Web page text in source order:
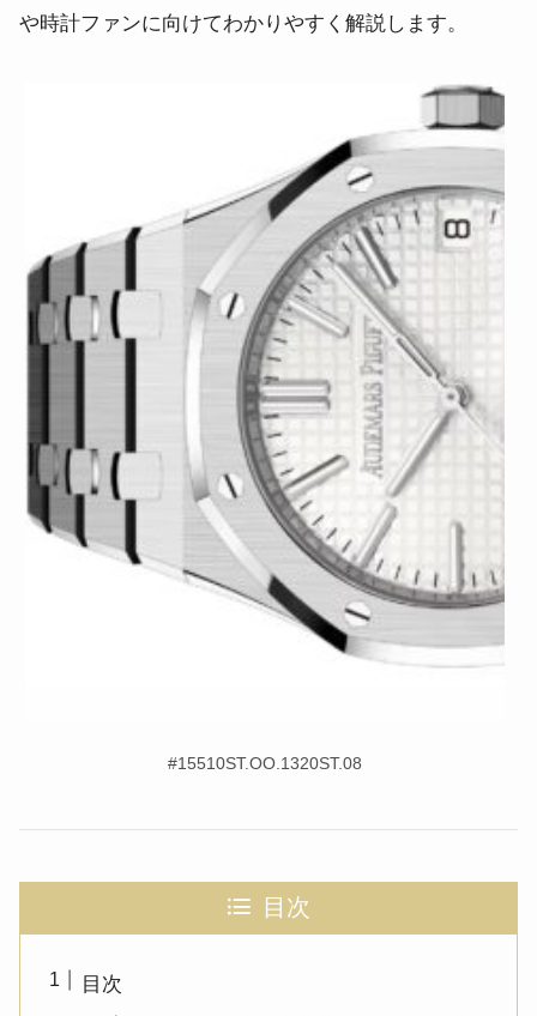
や時計ファンに向けてわかりやすく解説します。
#15510ST.OO.1320ST.08
目次
目次